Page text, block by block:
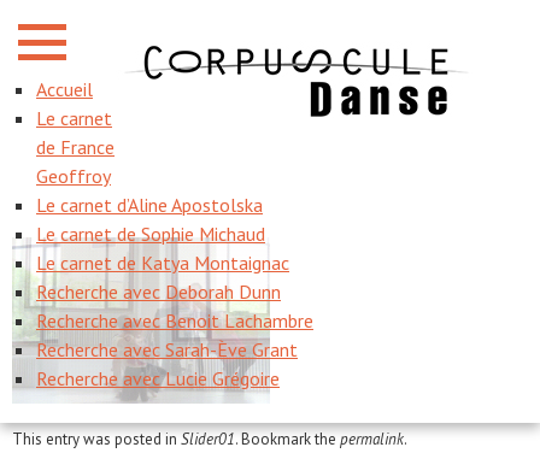
Accueil
Le carnet
de France
Geoffroy
Le carnet d’Aline Apostolska
Le carnet de Sophie Michaud
Le carnet de Katya Montaignac
Recherche avec Deborah Dunn
Recherche avec Benoit Lachambre
Recherche avec Sarah-Ève Grant
Recherche avec Lucie Grégoire
QUADRIPTYQUE
This entry was posted in Slider01. Bookmark the permalink.